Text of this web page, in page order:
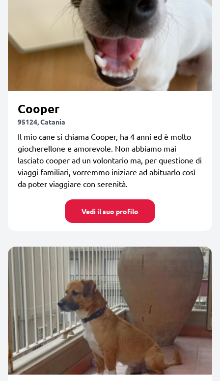
Cooper
95124, Catania
Il mio cane si chiama Cooper, ha 4 anni ed è molto
giocherellone e amorevole. Non abbiamo mai
lasciato cooper ad un volontario ma, per questione di
viaggi familiari, vorremmo iniziare ad abituarlo così
da poter viaggiare con serenità.
Vedi il suo profilo